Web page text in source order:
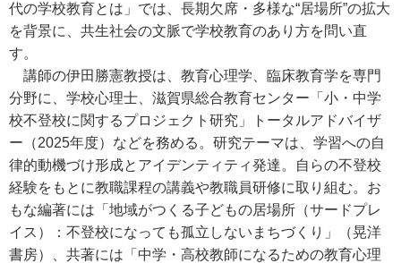
代の学校教育とは」では、長期欠席・多様な“居場所”の拡大
を背景に、共生社会の文脈で学校教育のあり方を問い直
す。
講師の伊田勝憲教授は、教育心理学、臨床教育学を専門
分野に、学校心理士、滋賀県総合教育センター「小・中学
校不登校に関するプロジェクト研究」トータルアドバイザ
ー（2025年度）などを務める。研究テーマは、学習への自
律的動機づけ形成とアイデンティティ発達。自らの不登校
経験をもとに教職課程の講義や教職員研修に取り組む。お
もな編著には「地域がつくる子どもの居場所（サードプレ
イス）：不登校になっても孤立しないまちづくり」（晃洋
書房）、共著には「中学・高校教師になるための教育心理